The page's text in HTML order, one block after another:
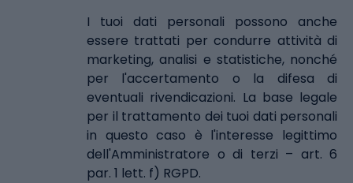
I tuoi dati personali possono anche
essere trattati per condurre attività di
marketing, analisi e statistiche, nonché
per l'accertamento o la difesa di
eventuali rivendicazioni. La base legale
per il trattamento dei tuoi dati personali
in questo caso è l'interesse legittimo
dell'Amministratore o di terzi – art. 6
par. 1 lett. f) RGPD.